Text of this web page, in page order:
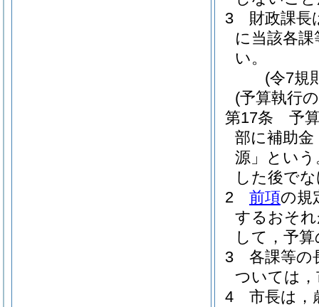
3
財政課長
に当該各
い。
(令7規
(予算執行
第17条
予
部に補助金
源」という
した後で
2
前項の規
するおそ
して，予
3
各課等の
ついては
4
市長は，